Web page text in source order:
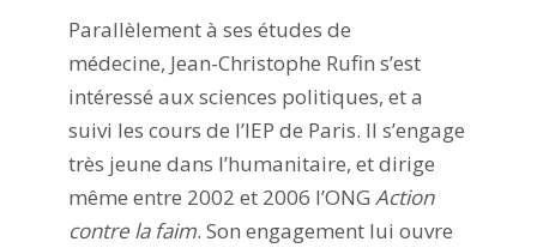
Parallèlement à ses études de
médecine, Jean-Christophe Rufin s’est
intéressé aux sciences politiques, et a
suivi les cours de l’IEP de Paris. Il s’engage
très jeune dans l’humanitaire, et dirige
même entre 2002 et 2006 l’ONG Action
contre la faim. Son engagement lui ouvre